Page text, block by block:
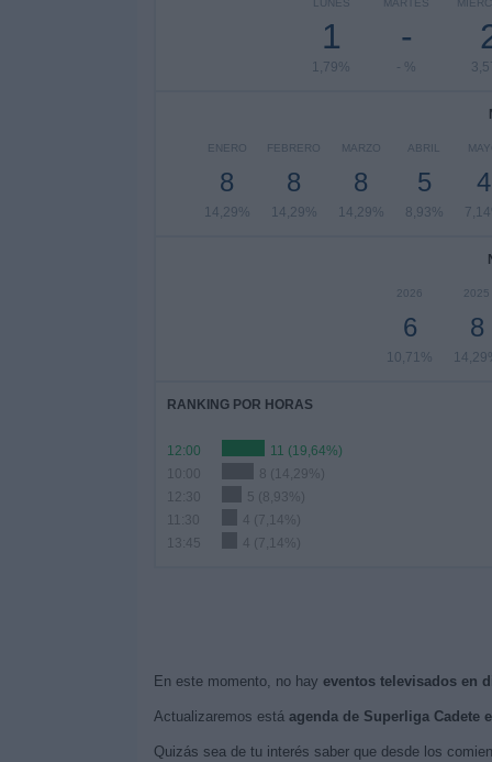
LUNES
1
1,79%
MARTES
-
- %
ENERO
8
14,29%
FEBRERO
8
14,29%
MARZO
8
14,29%
ABRIL
5
8,93%
4
2026
6
10,71%
2025
8
RANKING POR HORAS
12:00
11 (19,64%)
8 (14,29%)
12:30
5 (8,93%)
11:30
4 (7,14%)
13:45
4 (7,14%)
En este momento, no hay eventos televisados en
Actualizaremos está agenda de Superliga Cadete
Quizás sea de tu interés saber que desde los